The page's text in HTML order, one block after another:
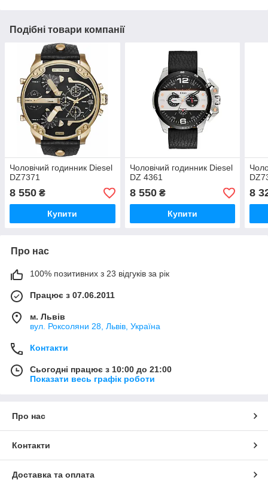
Подібні товари компанії
Чоловічий годинник Diesel
DZ7371
8 550 ₴
Купити
Чоловічий годинник Diesel
DZ 4361
8 550₴
Купити
8
Про нас
100% позитивних з 23 відгуків за рік
Працює з 07.06.2011
м. Львів
вул. Роксоляни 28, Львів, Україна
Контакти
Сьогодні працює з 10:00 до 21:00
Показати весь графік роботи
Про нас
Контакти
Доставка та оплата